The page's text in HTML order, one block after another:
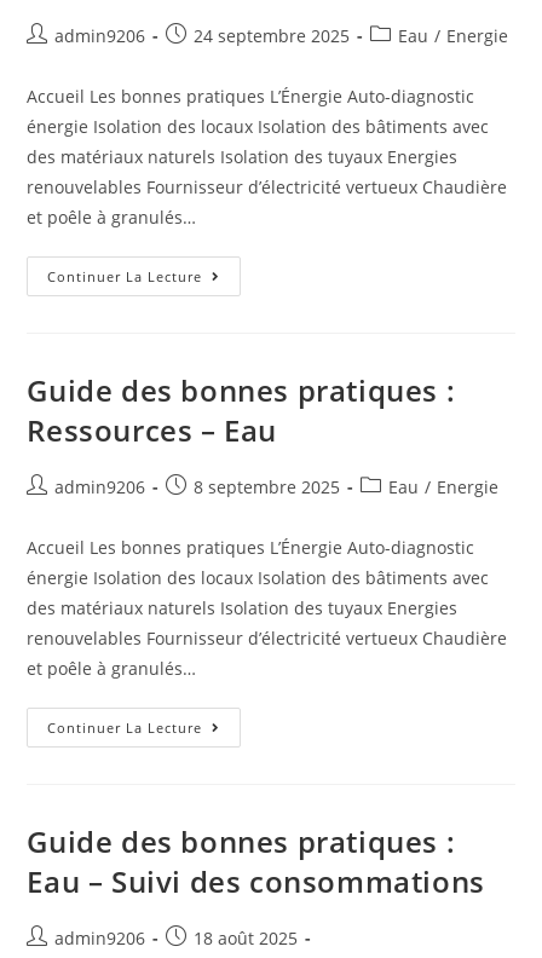
admin9206 24 septembre 2025 Eau / Energie
Accueil Les bonnes pratiques L’Énergie Auto-diagnostic
énergie Isolation des locaux Isolation des bâtiments avec
des matériaux naturels Isolation des tuyaux Energies
renouvelables Fournisseur d’électricité vertueux Chaudière
et poêle à granulés…
Continuer La Lecture
Guide des bonnes pratiques :
Ressources – Eau
admin9206 8 septembre 2025 Eau / Energie
Accueil Les bonnes pratiques L’Énergie Auto-diagnostic
énergie Isolation des locaux Isolation des bâtiments avec
des matériaux naturels Isolation des tuyaux Energies
renouvelables Fournisseur d’électricité vertueux Chaudière
et poêle à granulés…
Continuer La Lecture
Guide des bonnes pratiques :
Eau – Suivi des consommations
admin9206
18 août 2025